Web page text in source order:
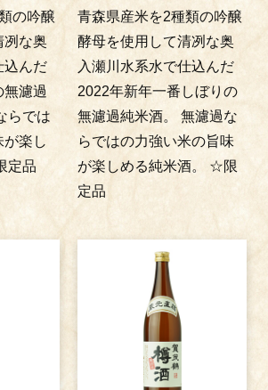
の吟醸
冽な奥
込んだ
無濾過
らでは
楽し
定品
青森県産米を2種類の吟醸
酵母を使用して清冽な奥
入瀬川水系水で仕込んだ
2022年新年一番しぼりの
無濾過純米酒。 無濾過な
らではの力強い米の旨味
が楽しめる純米酒。 ☆限
定品